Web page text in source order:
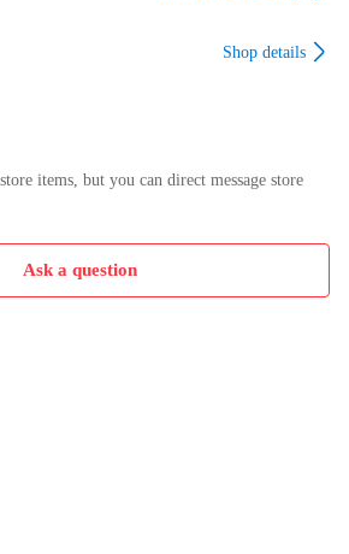
Shop details
items, but you can direct message store
Ask a question